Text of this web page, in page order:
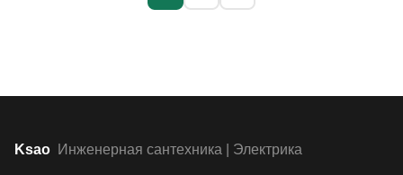
Ksao Инженерная сантехника | Электрика